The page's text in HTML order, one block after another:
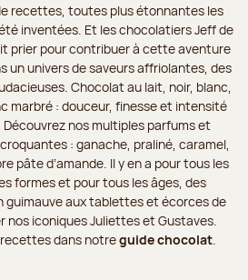
recettes, toutes plus étonnantes les
inventées. Et les chocolatiers Jeff de
prier pour contribuer à cette aventure
un univers de saveurs affriolantes, des
Chocolat au lait, noir, blanc,
marbré : douceur, finesse et intensité
nos multiples parfums et
: ganache, praliné, caramel,
pâte d’amande. Il y en a pour tous les
formes et pour tous les âges, des
guimauve aux tablettes et écorces de
nos iconiques Juliettes et Gustaves.
dans notreguide chocolat